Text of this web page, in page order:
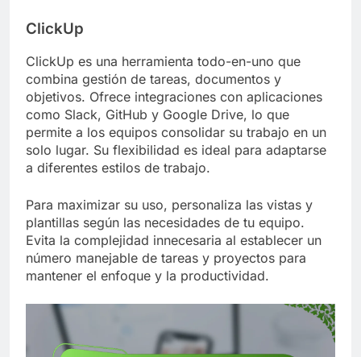
ClickUp
ClickUp es una herramienta todo-en-uno que
combina gestión de tareas, documentos y
objetivos. Ofrece integraciones con aplicaciones
como Slack, GitHub y Google Drive, lo que
permite a los equipos consolidar su trabajo en un
solo lugar. Su flexibilidad es ideal para adaptarse
a diferentes estilos de trabajo.
Para maximizar su uso, personaliza las vistas y
plantillas según las necesidades de tu equipo.
Evita la complejidad innecesaria al establecer un
número manejable de tareas y proyectos para
mantener el enfoque y la productividad.